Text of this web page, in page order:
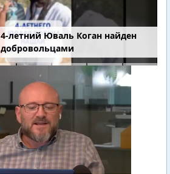
4-летний Юваль Коган найден
добровольцами